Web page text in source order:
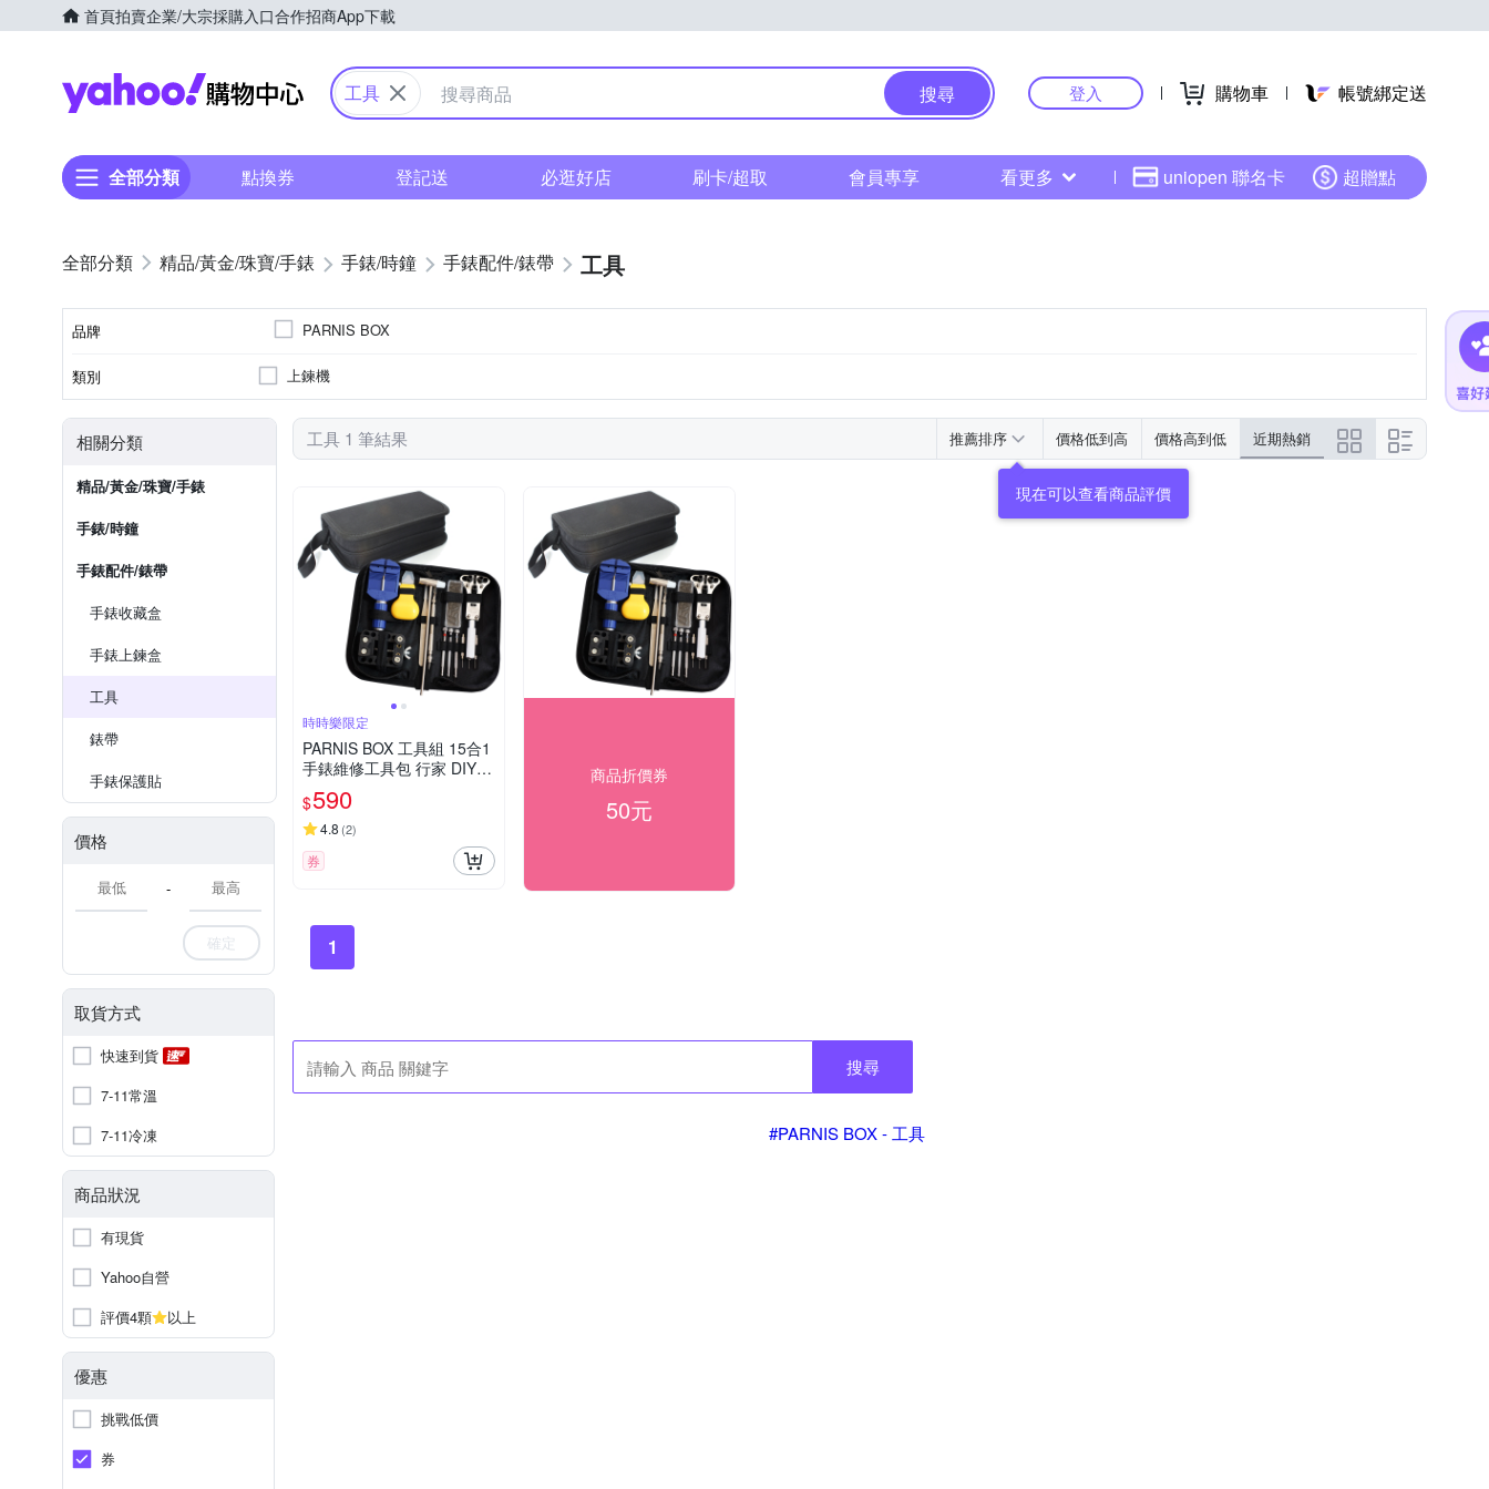
首頁拍賣企業/大宗採購入口合作招商App下載
Yahoo購物中心
工具 搜尋 登入 購物車 帳號綁定送
全部分類 點換券 登記送 必逛好店 刷卡/超取 會員專享 看更多 uniopen 聯名卡 超贈點
精品/黃金/珠寶/手錶 手錶/時鐘 手錶配件/錶帶 工具
品牌 PARNIS BOX
類別 上鍊機
相關分類
精品/黃金/珠寶/手錶
手錶/時鐘
手錶配件/錶帶
手錶收藏盒
手錶上鍊盒
工具
錶帶
手錶保護貼
價格
-
確定
取貨方式
快速到貨
7-11常溫
7-11冷凍
商品狀況
有現貨
Yahoo自營
評價4顆
以上
優惠
挑戰低價
券
工具 1 筆結果 推薦排序 價格低到高 價格高到低 近期熱銷
現在可以查看商品評價
時時樂限定
PARNIS BOX 工具組 15合1
手錶維修工具包 行家 DIY
組裝
$590
4.8 (2)
券
商品折價券
50元
1
搜尋
#PARNIS BOX - 工具